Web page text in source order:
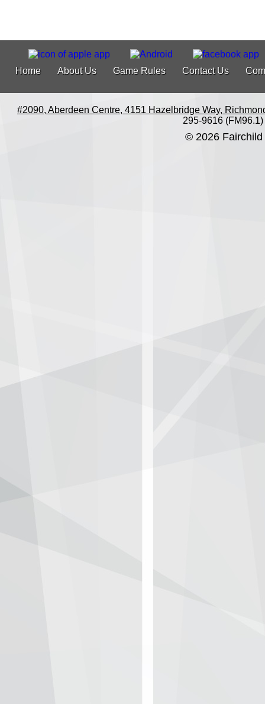
Home About Us Game Rules Contact Us
#2090, Aberdeen Centre, 4151 Hazelbridge Way,
295-9616 (FM96.1)
© 2026 Fairchild